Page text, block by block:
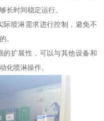
长时间稳定运行。
际喷淋需求进行控制，避免不
。
的扩展性，可以与其他设备和
化喷淋操作。